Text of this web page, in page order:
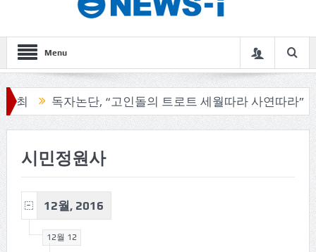
Menu
독자논단, “고인돌의 트로트 세월따라 사연따라”
시민정원사
12월, 2016
12월 12